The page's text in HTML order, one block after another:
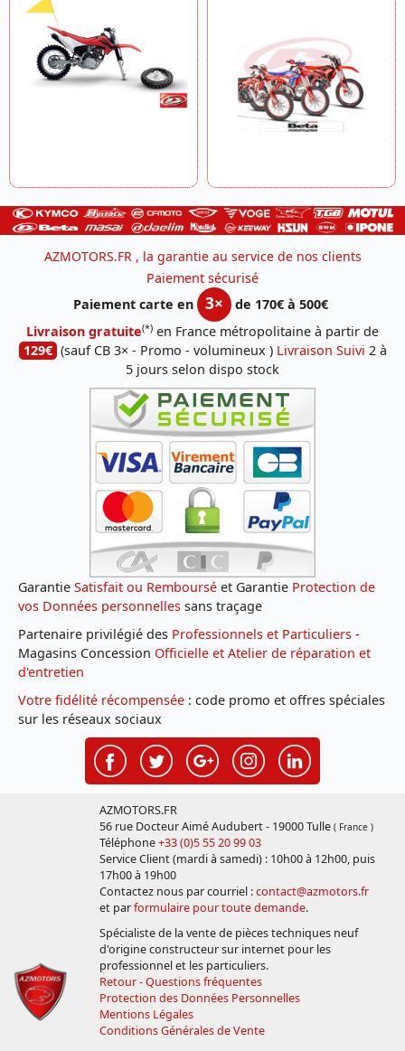
AZMOTORS.FR , la garantie au service de nos clients
Paiement sécurisé
Paiement carte en
3×
de 170€ à 500€
Livraison gratuite(*) en France métropolitaine à partir de
129€ (sauf CB 3× - Promo - volumineux ) Livraison Suivi 2 à
5 jours selon dispo stock
Garantie Satisfait ou Remboursé et Garantie Protection de
vos Données personnelles sans traçage
Partenaire privilégié des Professionnels et Particuliers -
Magasins Concession Officielle et Atelier de réparation et
d'entretien
Votre fidélité récompensée : code promo et offres spéciales
sur les réseaux sociaux
AZMOTORS.FR
56 rue Docteur Aimé Audubert - 19000 Tulle ( France )
Téléphone+33 (0)5 55 20 99 03
Service Client (mardi à samedi) : 10h00 à 12h00, puis
17h00 à 19h00
Contactez nous par courriel :contact@azmotors.fr
et parformulaire pour toute demande.
Spécialiste de la vente de pièces techniques neuf
d'origine constructeur sur internet pour les
professionnel et les particuliers.
Retour - Questions fréquentes
Protection des Données Personnelles
Mentions Légales
Conditions Générales de Vente